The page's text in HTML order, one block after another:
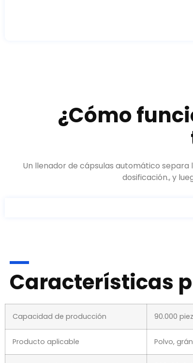
¿Cómo
Un llenador de cápsulas automático separa
dosificación., y
Características
Capacidad de producción 90.000
Producto aplicable Polvo,